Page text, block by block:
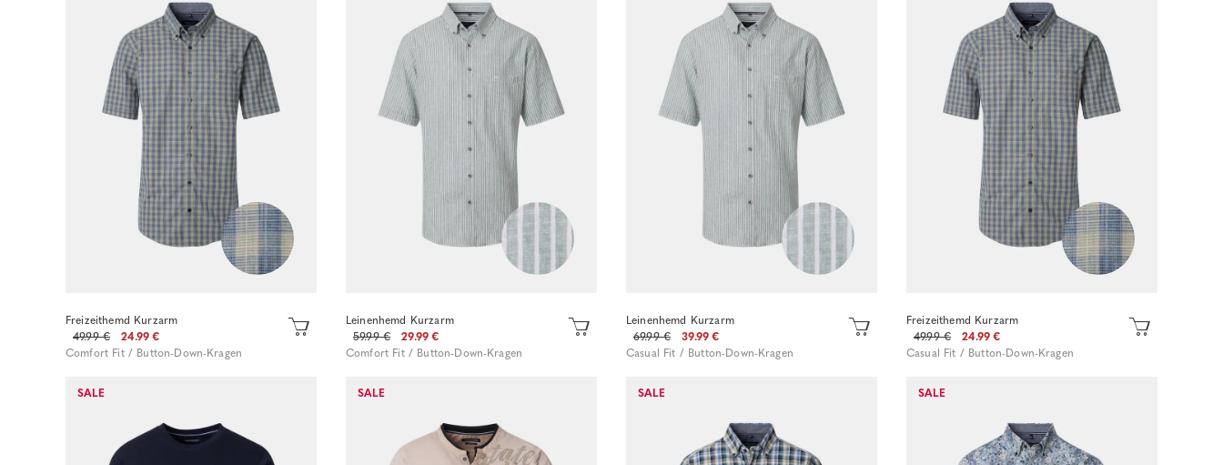
Freizeithemd Kurzarm
49.99 €
24.99 €
Comfort Fit / Button-Down-Kragen
Leinenhemd Kurzarm
59.99 €
29.99 €
Comfort Fit / Button-Down-Kragen
Leinenhemd Kurzarm
69.99 €
39.99 €
Casual Fit / Button-Down-Kragen
Freizeithemd Kurzarm
49.99 €
24.99 €
Casual Fit / Button-Down-Kragen
SALE SALE SALE SALE